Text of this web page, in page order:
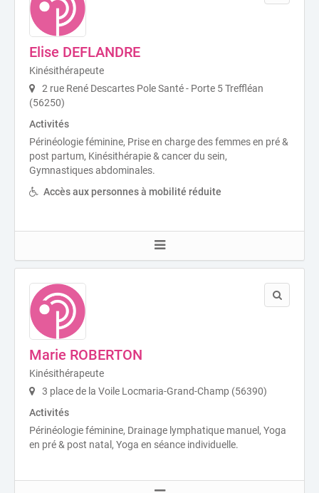
Elise DEFLANDRE
Kinésithérapeute
2 rue René Descartes Pole Santé - Porte 5 Treffléan
(56250)
Activités
Périnéologie féminine, Prise en charge des femmes en pré &
post partum, Kinésithérapie & cancer du sein,
Gymnastiques abdominales.
Accès aux personnes à mobilité réduite
Marie ROBERTON
Kinésithérapeute
3 place de la Voile Locmaria-Grand-Champ (56390)
Activités
Périnéologie féminine, Drainage lymphatique manuel, Yoga
en pré & post natal, Yoga en séance individuelle.